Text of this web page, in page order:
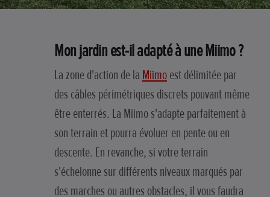
Mon jardin est-il adapté à une Miimo ?
La zone d'action de la Miimoest délimitée par
des câbles périmétriques discrets pouvant même
être enterrés. La Miimo s'adapte parfaitement à
son terrain et pourra évoluer en pente ou en
descente. En revanche, si votre terrain
s'échelonne sur différents niveaux marqués par
des marches ou autres obstacles, il vous faudra